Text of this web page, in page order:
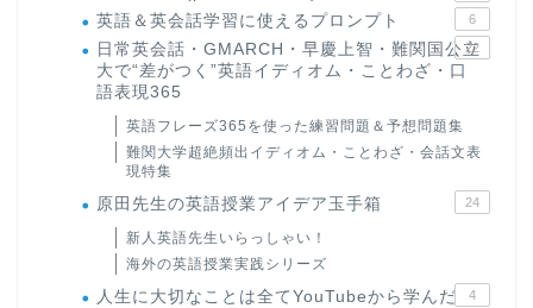
英語＆英会話学習に使えるプロンプト
6
日常英会話・GMARCH・早慶上智・難関国公立
大で“差がつく”英語イディオム・ことわざ・口
語表現365
22
英語フレーズ365を使った練習問題＆予想問題集
難関大学超絶頻出イディオム・ことわざ・会話文表
現特集
原田先生の英語授業アイデア玉手箱 24
新人英語先生いらっしゃい！
海外の英語授業実践シリーズ
人生に大切なことは全てYouTubeから学んだ 4